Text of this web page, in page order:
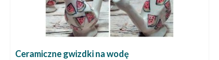
Ceramiczne gwizdki na wodę